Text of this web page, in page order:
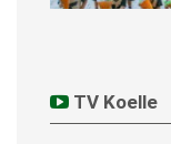
TV Koelle